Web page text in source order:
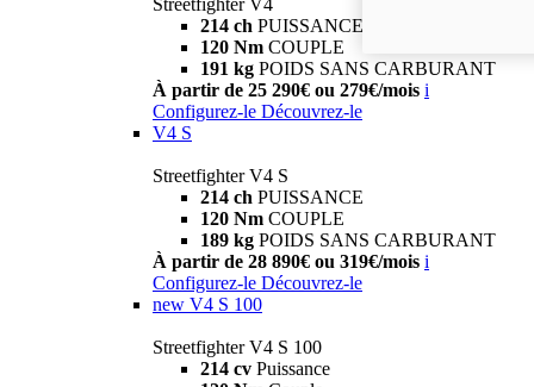
Streetfighter V4
214 ch PUISSANCE
120 Nm COUPLE
191 kg POIDS SANS CARBURANT
À partir de 25 290€ ou 279€/mois i
Configurez-le Découvrez-le
V4 S
Streetfighter V4 S
214 ch PUISSANCE
120 Nm COUPLE
189 kg POIDS SANS CARBURANT
À partir de 28 890€ ou 319€/mois i
Configurez-le Découvrez-le
new V4 S 100
Streetfighter V4 S 100
214 cv Puissance